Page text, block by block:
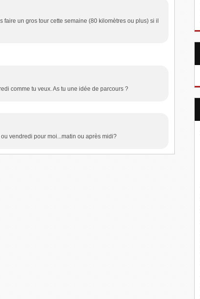
faire un gros tour cette semaine (80 kilomètres ou plus) si il
comme tu veux. As tu une idée de parcours ?
vendredi pour moi...matin ou après midi?